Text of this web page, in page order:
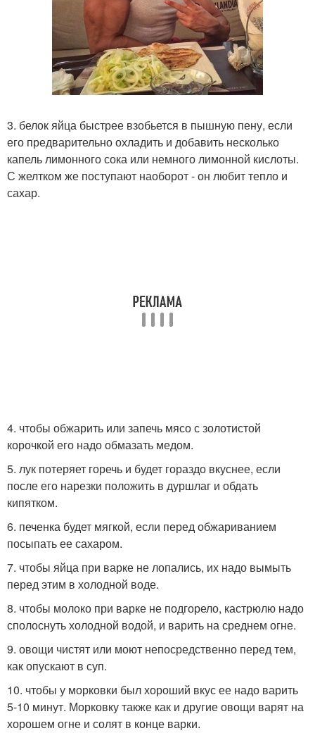
3. белок яйца быстрее взобьется в пышную пену, если
его предварительно охладить и добавить несколько
капель лимонного сока или немного лимонной кислоты.
С желтком же поступают наоборот - он любит тепло и
сахар.
4. чтобы обжарить или запечь мясо с золотистой
корочкой его надо обмазать медом.
5. лук потеряет горечь и будет гораздо вкуснее, если
после его нарезки положить в дуршлаг и обдать
кипятком.
6. печенка будет мягкой, если перед обжариванием
посыпать ее сахаром.
7. чтобы яйца при варке не лопались, их надо вымыть
перед этим в холодной воде.
8. чтобы молоко при варке не подгорело, кастрюлю надо
сполоснуть холодной водой, и варить на среднем огне.
9. овощи чистят или моют непосредственно перед тем,
как опускают в суп.
10. чтобы у морковки был хороший вкус ее надо варить
5-10 минут. Морковку также как и другие овощи варят на
хорошем огне и солят в конце варки.